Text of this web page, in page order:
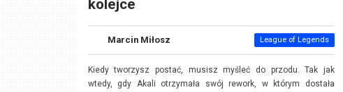
kolejce
Marcin Miłosz League of Legends
Kiedy tworzysz postać, musisz myśleć do przodu. Tak jak
wtedy, gdy Akali otrzymała swój rework, w którym dostała